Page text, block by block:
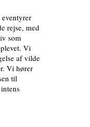
rejse, med
som
Vi
af vilde
Vi hører
til